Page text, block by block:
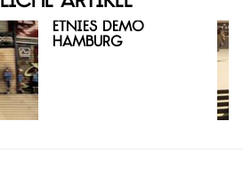
Etnies Demo
Hamburg